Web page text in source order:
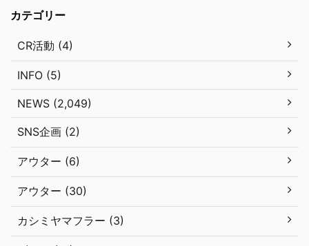
カテゴリー
CR活動 (4)
INFO (5)
NEWS (2,049)
SNS企画 (2)
アウター (6)
アウター (30)
カシミヤマフラー (3)